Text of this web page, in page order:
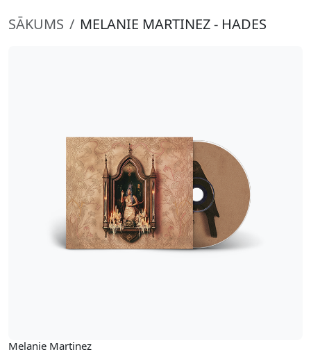
SĀKUMS MELANIE MARTINEZ - HADES
Melanie Martinez